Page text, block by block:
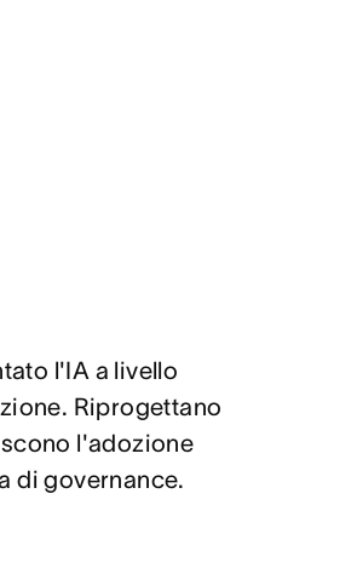
l'IA a livello
Riprogettano
l'adozione
di governance.